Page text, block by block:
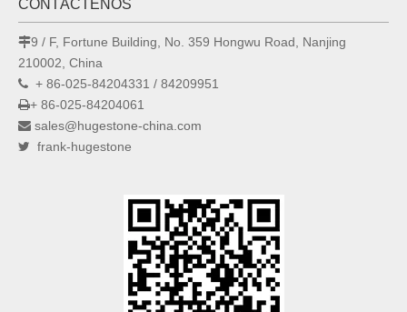
CONTÁCTENOS
9 / F, Fortune Building, No. 359 Hongwu Road, Nanjing
210002, China
 + 86-025-84204331 / 84209951
+ 86-025-84204061
 sales@hugestone-china.com
 frank-hugestone